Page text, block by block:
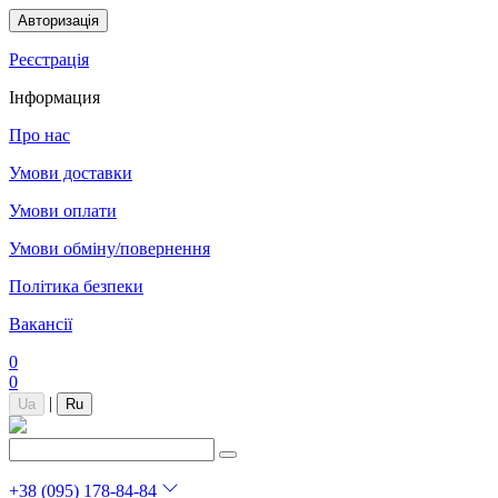
Авторизація
Реєстрація
Інформация
Про нас
Умови доставки
Умови оплати
Умови обміну/повернення
Політика безпеки
Вакансії
0
0
Ua | Ru
+38 (095) 178-84-84